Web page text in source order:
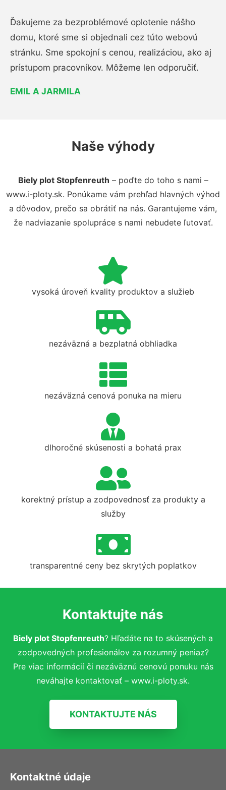
Ďakujeme za bezproblémové oplotenie nášho
domu, ktoré sme si objednali cez túto webovú
stránku. Sme spokojní s cenou, realizáciou, ako aj
prístupom pracovníkov. Môžeme len odporučiť.
EMIL A JARMILA
Naše výhody
Biely plot Stopfenreuth – poďte do toho s nami –
www.i-ploty.sk. Ponúkame vám prehľad hlavných výhod
a dôvodov, prečo sa obrátiť na nás. Garantujeme vám,
že nadviazanie spolupráce s nami nebudete ľutovať.
vysoká úroveň kvality produktov a služieb
nezáväzná a bezplatná obhliadka
nezáväzná cenová ponuka na mieru
dlhoročné skúsenosti a bohatá prax
korektný prístup a zodpovednosť za produkty a
služby
transparentné ceny bez skrytých poplatkov
Kontaktujte nás
Biely plot Stopfenreuth? Hľadáte na to skúsených a
zodpovedných profesionálov za rozumný peniaz?
Pre viac informácií či nezáväznú cenovú ponuku nás
neváhajte kontaktovať – www.i-ploty.sk.
KONTAKTUJTE NÁS
Kontaktné údaje